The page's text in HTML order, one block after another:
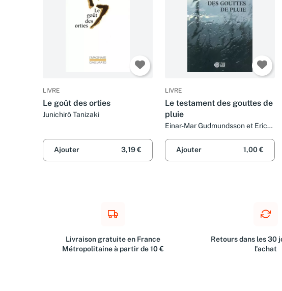
LIVRE
Le goût des orties
Junichirô Tanizaki
Ajouter 3,19 €
LIVRE
Le testament des gouttes de
pluie
Einar-Mar Gudmundsson et Eric
Ajouter
1,00 €
Livraison gratuite en France
Métropolitaine à partir de 10 €
Retours dans les 30
l'achat